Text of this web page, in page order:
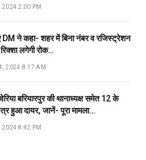
2024 2:00 PM
ने कहा- शहर में बिना नंबर व रजिस्ट्रेशन
लगेगी रोक…
2024 8:17 AM
बरियारपुर की थानाध्यक्ष समेत 12 के
हुआ दायर, जानें- पूरा मामला…
2024 8:42 PM